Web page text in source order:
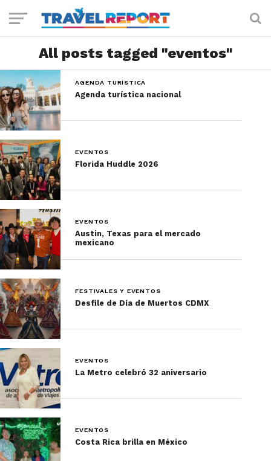
All posts tagged "eventos"
AGENDA TURÍSTICA
Agenda turística nacional
EVENTOS
Florida Huddle 2026
EVENTOS
Austin, Texas para el mercado
mexicano
FESTIVALES Y EVENTOS
Desfile de Día de Muertos CDMX
EVENTOS
La Metro celebró 32 aniversario
EVENTOS
Costa Rica brilla en México